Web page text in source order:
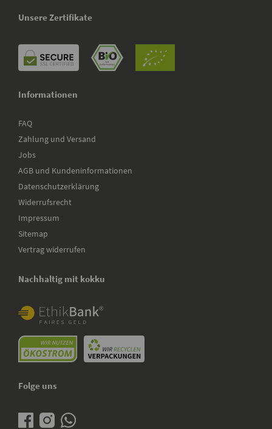
Unsere Zertifikate
Informationen
FAQ
Zahlung und Versand
Jobs
AGB und Kundeninformationen
Datenschutzerklärung
Widerrufsrecht
Impressum
Sitemap
Vertrag widerrufen
Nachhaltig mit kokku
Folge uns